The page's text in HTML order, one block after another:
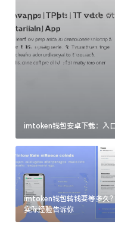
imtoken钱包安卓下载：入
imtoken钱包转钱要等多久？
实际经验告诉你